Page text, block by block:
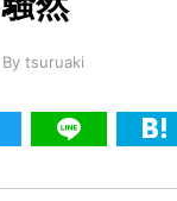
By tsuruaki